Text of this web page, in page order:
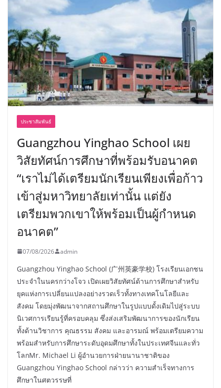
ประชาสัมพันธ์
Guangzhou Yinghao School เผย
วิสัยทัศน์การศึกษาที่พร้อมรับอนาคต
“เราไม่ได้เตรียมนักเรียนเพียงเพื่อก้าว
เข้าสู่มหาวิทยาลัยเท่านั้น แต่ยัง
เตรียมพวกเขาให้พร้อมเป็นผู้กำหนด
อนาคต”
07/08/2026 admin
Guangzhou Yinghao School (广州英豪学校) โรงเรียนเอกชน
ประจำในนครกว่างโจว เปิดเผยวิสัยทัศน์ด้านการศึกษาสำหรับ
ยุคแห่งการเปลี่ยนแปลงอย่างรวดเร็วทั้งทางเทคโนโลยีและ
สังคม โดยมุ่งพัฒนาจากสถานศึกษาในรูปแบบดั้งเดิมไปสู่ระบบ
นิเวศการเรียนรู้ที่ครอบคลุม ซึ่งส่งเสริมพัฒนาการของนักเรียน
ทั้งด้านวิชาการ คุณธรรม สังคม และอารมณ์ พร้อมเตรียมความ
พร้อมสำหรับการศึกษาระดับอุดมศึกษาทั้งในประเทศจีนและทั่ว
โลกMr. Michael Li ผู้อำนวยการฝ่ายนานาชาติของ
Guangzhou Yinghao School กล่าวว่า ความสำเร็จทางการ
ศึกษาในศตวรรษที่